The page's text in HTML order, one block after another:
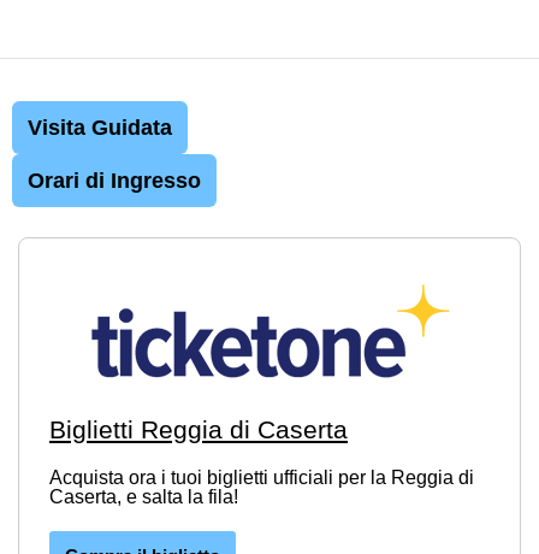
Visita Guidata
Orari di Ingresso
Biglietti Reggia di Caserta
Acquista ora i tuoi biglietti ufficiali per la Reggia di
Caserta, e salta la fila!